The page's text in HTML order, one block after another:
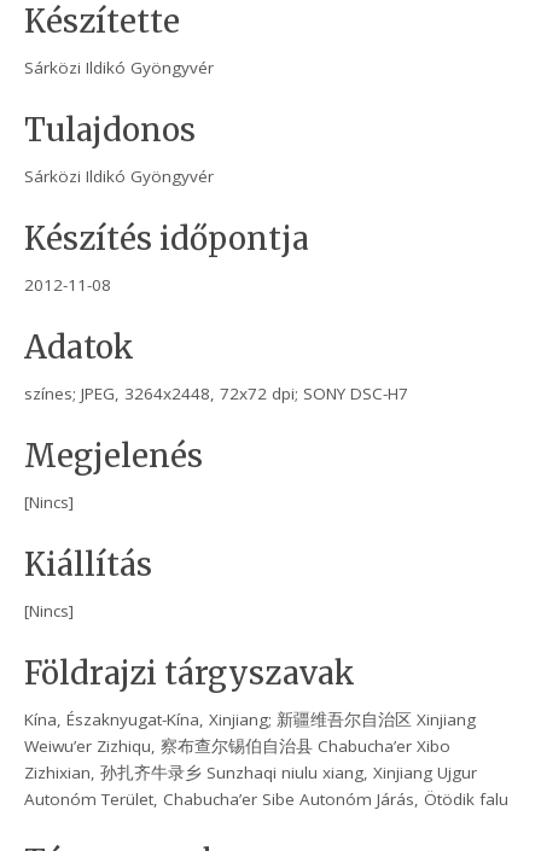
Készítette
Sárközi Ildikó Gyöngyvér
Tulajdonos
Sárközi Ildikó Gyöngyvér
Készítés időpontja
2012-11-08
Adatok
színes; JPEG, 3264x2448, 72x72 dpi; SONY DSC-H7
Megjelenés
[Nincs]
Kiállítás
[Nincs]
Földrajzi tárgyszavak
Kína, Északnyugat-Kína, Xinjiang; 新疆维吾尔自治区 Xinjiang
Weiwu’er Zizhiqu, 察布查尔锡伯自治县 Chabucha’er Xibo
Zizhixian, 孙扎齐牛录乡 Sunzhaqi niulu xiang, Xinjiang Ujgur
Autonóm Terület, Chabucha’er Sibe Autonóm Járás, Ötödik falu